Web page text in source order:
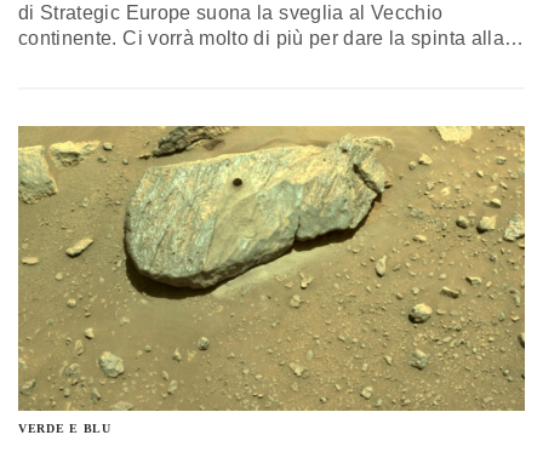
di Strategic Europe suona la sveglia al Vecchio
continente. Ci vorrà molto di più per dare la spinta alla
più percorribile? La coalizione di volenterosi
VERDE E BLU